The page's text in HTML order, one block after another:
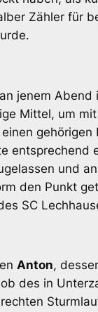
Zähler für
jenem Abend
Mittel, um
gehörigen
entsprechend
und
den Punkt
SC
Anton,
des in